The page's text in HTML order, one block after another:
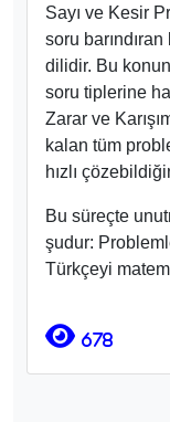
Sayı ve Kesir
soru
dilidir. Bu
soru tiplerine
Zarar ve
kalan tüm
hızlı
Bu süreçte
şudur:
Türkçeyi
678